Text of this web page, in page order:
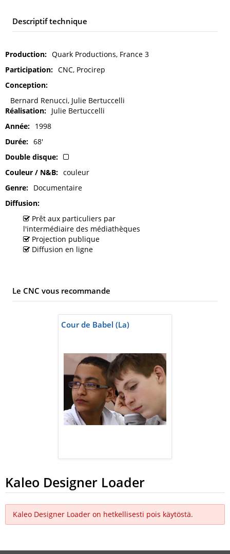
Descriptif technique
Production
Quark Productions, France 3
Participation
CNC, Procirep
Conception
Bernard Renucci, Julie Bertuccelli
Réalisation
Julie Bertuccelli
Année
1998
Durée
68'
Double disque
Couleur / N&B
couleur
Genre
Documentaire
Diffusion
Prêt aux particuliers par
l'intermédiaire des médiathèques
Projection publique
Diffusion en ligne
Le CNC vous recommande
Cour de Babel (La)
Kaleo Designer Loader
Kaleo Designer Loader on hetkellisesti pois käytöstä.